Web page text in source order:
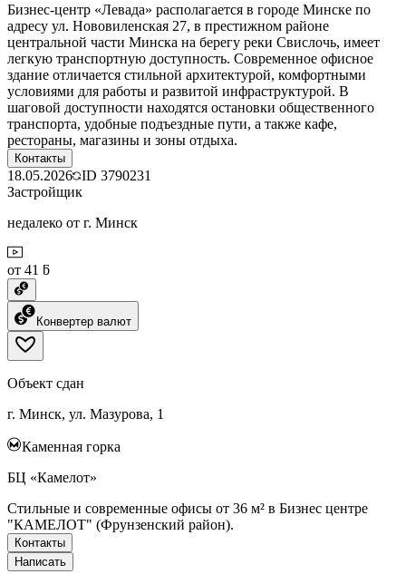
Бизнес-центр «Левада» располагается в городе Минске по
адресу ул. Нововиленская 27, в престижном районе
центральной части Минска на берегу реки Свислочь, имеет
легкую транспортную доступность. Современное офисное
здание отличается стильной архитектурой, комфортными
условиями для работы и развитой инфраструктурой. В
шаговой доступности находятся остановки общественного
транспорта, удобные подъездные пути, а также кафе,
рестораны, магазины и зоны отдыха.
Контакты
18.05.2026 ID 3790231
Застройщик
недалеко от г. Минск
от 41 ƃ
Конвертер валют
Объект сдан
г. Минск, ул. Мазурова, 1
Каменная горка
БЦ «Камелот»
Стильные и современные офисы от 36 м² в Бизнес центре
"КАМЕЛОТ" (Фрунзенский район).
Контакты
Написать